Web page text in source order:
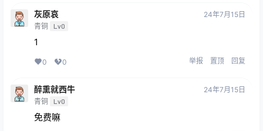
灰原哀
青铜 Lv0
24年7月15日
1
0 0 举报 置顶 回复
醉熏就西牛
青铜 Lv0
24年7月15日
免费嘛